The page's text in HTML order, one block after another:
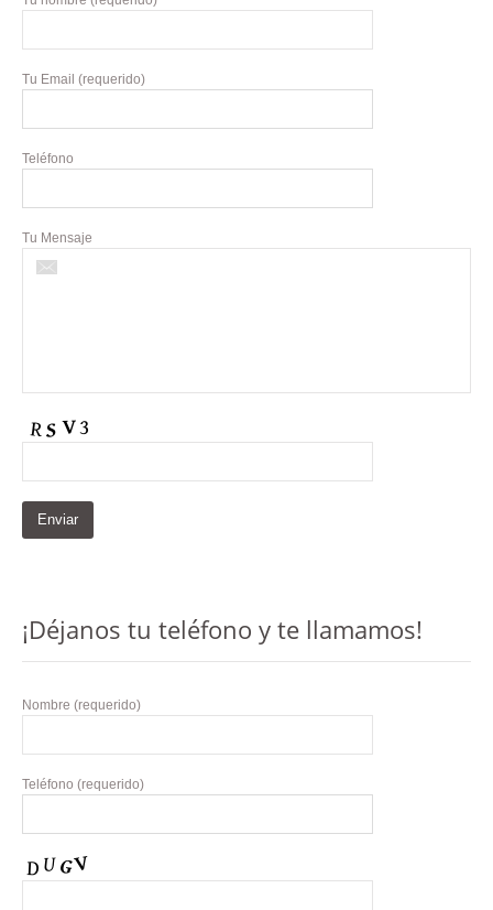
Tu Email (requerido)
Teléfono
Tu Mensaje
¡Déjanos tu teléfono y te llamamos!
Nombre (requerido)
Teléfono (requerido)